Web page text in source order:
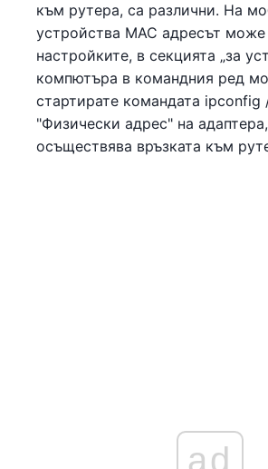
към рутера, са различни. На
устройства MAC адресът може
настройките, в секцията „за
компютъра в командния ред
стартирате командата ipconfig
"Физически адрес" на
осъществява връзката към
ad